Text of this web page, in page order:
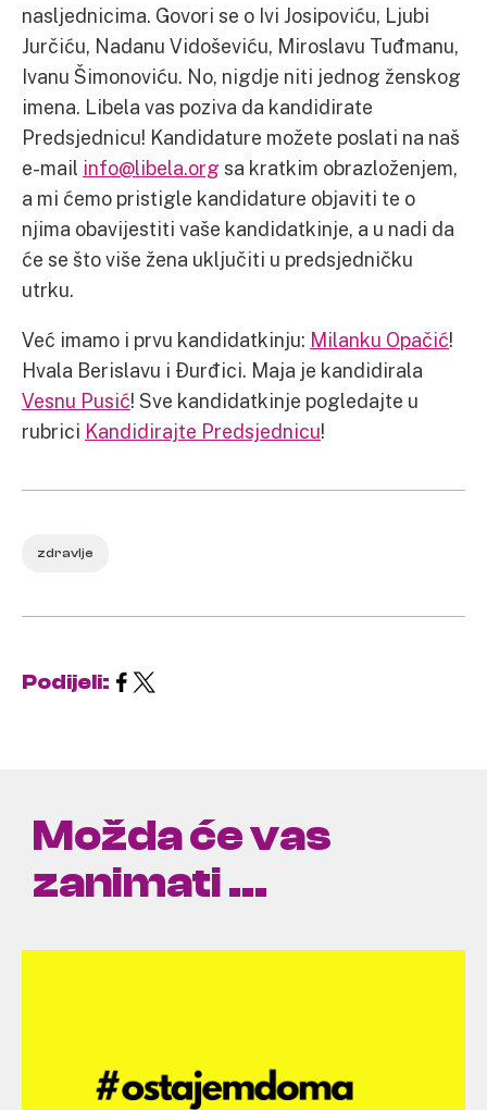
nasljednicima. Govori se o Ivi Josipoviću, Ljubi
Jurčiću, Nadanu Vidoševiću, Miroslavu Tuđmanu,
Ivanu Šimonoviću. No, nigdje niti jednog ženskog
imena. Libela vas poziva da kandidirate
Predsjednicu! Kandidature možete poslati na naš
e-mail info@libela.org sa kratkim obrazloženjem,
a mi ćemo pristigle kandidature objaviti te o
njima obavijestiti vaše kandidatkinje, a u nadi da
će se što više žena uključiti u predsjedničku
utrku.
Već imamo i prvu kandidatkinju: Milanku Opačić!
Hvala Berislavu i Đurđici. Maja je kandidirala
Vesnu Pusić! Sve kandidatkinje pogledajte u
rubrici Kandidirajte Predsjednicu!
zdravlje
Podijeli:
Možda će vas
zanimati ...